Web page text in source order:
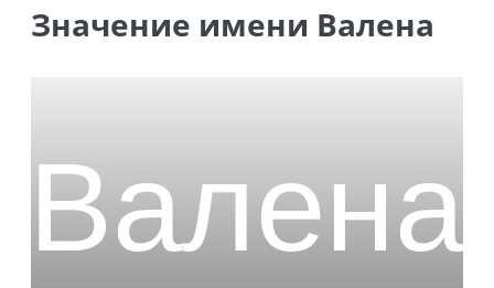
Значение имени Валена